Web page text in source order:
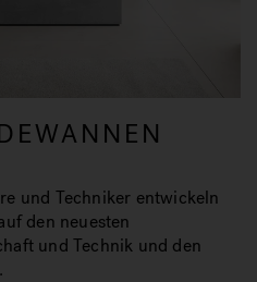
und Techniker entwickeln
den neuesten
und Technik und den